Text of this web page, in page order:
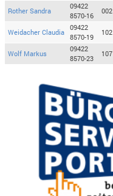
Rother Sandra
09422
8570-16
002
Weidacher Claudia
09422
8570-19
102
Wolf Markus
09422
8570-23
107